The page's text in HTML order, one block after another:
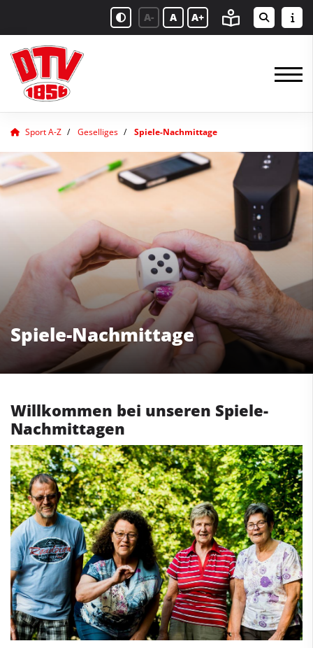
A- A A+
Sport A-Z Geselliges Spiele-Nachmittage
Spiele-Nachmittage
Willkommen bei unseren Spiele-
Nachmittagen